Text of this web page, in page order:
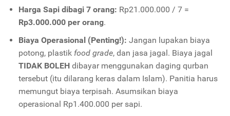
Harga Sapi dibagi 7 orang: Rp21.000.000 / 7 =
Rp3.000.000 per orang.
Biaya Operasional (Penting!): Jangan lupakan biaya
potong, plastik food grade, dan jasa jagal. Biaya jagal
TIDAK BOLEHdibayar menggunakan daging qurban
tersebut (itu dilarang keras dalam Islam). Panitia harus
memungut biaya terpisah. Asumsikan biaya
operasional Rp1.400.000 per sapi.